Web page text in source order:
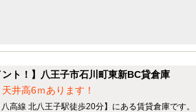
ント！】八王子市石川町東新BC貸倉庫
井高6ｍあります！
高線 北八王子駅徒歩20分】にある賃貸倉庫です。